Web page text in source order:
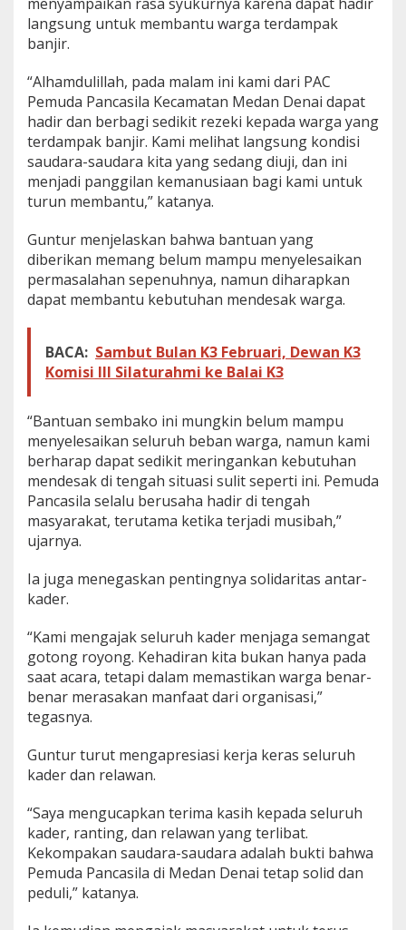
langsung untuk membantu warga terdampak
banjir.
“Alhamdulillah, pada malam ini kami dari PAC
Pemuda Pancasila Kecamatan Medan Denai dapat
hadir dan berbagi sedikit rezeki kepada warga yang
terdampak banjir. Kami melihat langsung kondisi
saudara-saudara kita yang sedang diuji, dan ini
menjadi panggilan kemanusiaan bagi kami untuk
turun membantu,” katanya.
Guntur menjelaskan bahwa bantuan yang
diberikan memang belum mampu menyelesaikan
permasalahan sepenuhnya, namun diharapkan
dapat membantu kebutuhan mendesak warga.
BACA: Sambut Bulan K3 Februari, Dewan K3
Komisi III Silaturahmi ke Balai K3
“Bantuan sembako ini mungkin belum mampu
menyelesaikan seluruh beban warga, namun kami
berharap dapat sedikit meringankan kebutuhan
mendesak di tengah situasi sulit seperti ini. Pemuda
Pancasila selalu berusaha hadir di tengah
masyarakat, terutama ketika terjadi musibah,”
ujarnya.
Ia juga menegaskan pentingnya solidaritas antar-
kader.
“Kami mengajak seluruh kader menjaga semangat
gotong royong. Kehadiran kita bukan hanya pada
saat acara, tetapi dalam memastikan warga benar-
benar merasakan manfaat dari organisasi,”
tegasnya.
Guntur turut mengapresiasi kerja keras seluruh
kader dan relawan.
“Saya mengucapkan terima kasih kepada seluruh
kader, ranting, dan relawan yang terlibat.
Kekompakan saudara-saudara adalah bukti bahwa
Pemuda Pancasila di Medan Denai tetap solid dan
peduli,” katanya.